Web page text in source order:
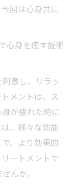
回は心身共に
心身を癒す施術
激し、リラッ
メントは、ス
が疲れた時に
、様々な効能
、より効果的
ートメントで
んか。